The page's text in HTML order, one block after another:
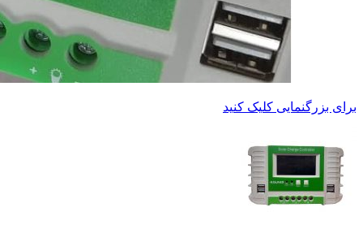
برای بزرگنمایی کلیک کنید